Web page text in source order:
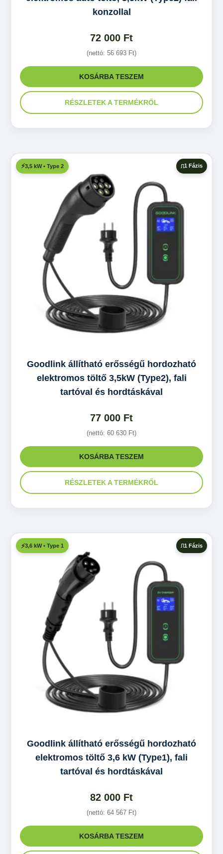
konzollal
72 000 Ft
(nettó: 56 693 Ft)
KOSÁRBA TESZEM
RÉSZLETEK A TERMÉKRŐL
3,5 kW • Type 2 1 Fázis
Goodlink állítható erősségű hordozható
elektromos töltő 3,5kW (Type2), fali
tartóval és hordtáskával
77 000 Ft
(nettó: 60 630 Ft)
KOSÁRBA TESZEM
RÉSZLETEK A TERMÉKRŐL
3,6 kW • Type 1 1 Fázis
Goodlink állítható erősségű hordozható
elektromos töltő 3,6 kW (Type1), fali
tartóval és hordtáskával
82 000 Ft
(nettó: 64 567 Ft)
KOSÁRBA TESZEM